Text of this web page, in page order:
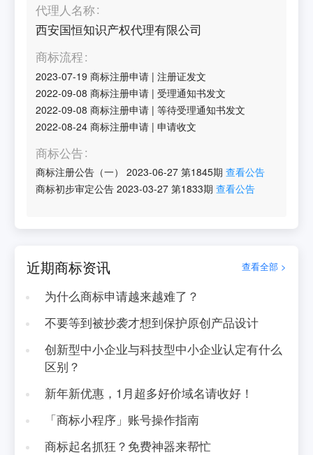
代理人名称
西安国恒知识产权代理有限公司
商标流程
2023-07-19 商标注册申请 |注册证发文
2022-09-08 商标注册申请 |受理通知书发文
2022-09-08 商标注册申请 |等待受理通知书发文
2022-08-24 商标注册申请 |申请收文
商标公告
商标注册公告（一） 2023-06-27 第1845期 查看公告
商标初步审定公告 2023-03-27 第1833期 查看公告
近期商标资讯 查看全部 >
为什么商标申请越来越难了？
不要等到被抄袭才想到保护原创产品设计
创新型中小企业与科技型中小企业认定有什么
区别？
新年新优惠，1月超多好价域名请收好！
「商标小程序」账号操作指南
商标起名抓狂？免费神器来帮忙